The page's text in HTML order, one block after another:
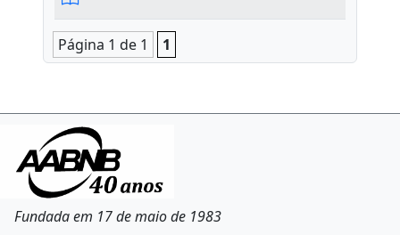
Página 1 de 1 1
Fundada em 17 de maio de 1983